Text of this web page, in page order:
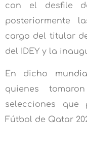
con el desfile
posteriormente
cargo del titular
del IDEY y la
En dicho
quienes
selecciones
Fútbol de Qatar